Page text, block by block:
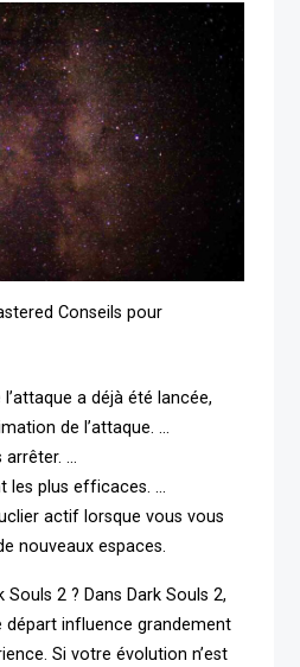
Conseils pour
a déjà été lancée,
de l’attaque. …
arrêter. …
les plus efficaces. …
actif lorsque vous vous
nouveaux espaces.
Souls 2 ? Dans Dark Souls 2,
départ influence grandement
Si votre évolution n’est